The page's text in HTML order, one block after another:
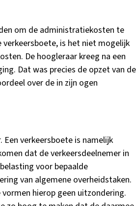
om de administratiekosten te
is het niet mogelijk
De hoogleraar kreeg na een
Dat was precies de opzet van de
over de in zijn ogen
Een verkeersboete is namelijk
dat de verkeersdeelnemer in
voor bepaalde
van algemene overheidstaken.
hierop geen uitzondering.